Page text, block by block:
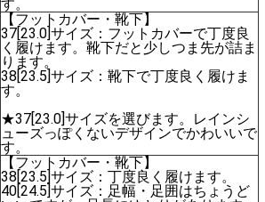
す。
【フットカバー・靴下】
37[23.0]サイズ：フットカバーで丁度良
く履けます。靴下だと少しつま先が詰ま
ります。
38[23.5]サイズ：靴下で丁度良く履けま
す。
★37[23.0]サイズを選びます。レインシ
ューズっぽくないデザインでかわいいで
す。
【フットカバー・靴下】
38[23.5]サイズ：丁度良く履けます。
40[24.5]サイズ：足幅・足囲はちょうど